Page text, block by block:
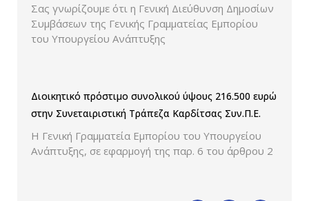
Σας γνωρίζουμε ότι η Γενική Διεύθυνση Δημοσίων
Συμβάσεων της Γενικής Γραμματείας Εμπορίου
του Υπουργείου Ανάπτυξης
Διοικητικό πρόστιμο συνολικού ύψους 216.500 ευρώ
στην Συνεταιριστική Τράπεζα Καρδίτσας Συν.Π.Ε.
Η Γενική Γραμματεία Εμπορίου του Υπουργείου
Ανάπτυξης, σε εφαρμογή της παρ. 6 του άρθρου 2